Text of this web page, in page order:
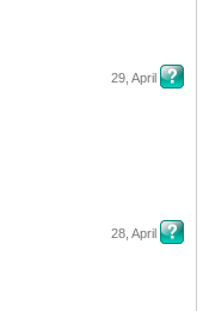
29, April
28, April